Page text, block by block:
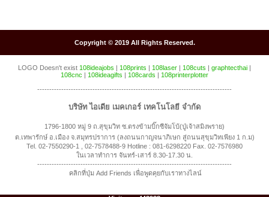
Copyright © 2019 All Rights Reserved.
LOGO Doesn't exist 108ideajobs | 108prints | 108laser | 108cuts | graphtecthai |
108cnc | 108ideagifts | 108cards | 108printerplotter
---------------------------------------------------------------------------------
บริษัท ไอเดีย เมคเกอร์ เทคโนโลยี จำกัด
1796-1800 หมู่ 9 ถ.สุขุมวิท ซ.ตรงข้ามบิ๊กซีจัมโบ้(ปู่เจ้าสมิงพราย)
ต.เทพารักษ์ อ.เมือง จ.สมุทรปราการ (ลงถนนกาญจนาภิเษก สู่ถนนสุขุมวิทเพียง 1 ก.ม)
Tel. 02-7550290-1 , 02-7578488-9 Hotline : 081-6298220 Fax. 02-7576980
ในเวลาทำการ จันทร์-เสาร์ 8.30-17.30 น.
---------------------------------------------------------------------------------
คลิกที่ปุ่ม Add Friends เพื่อพูดคุยกับเราทางไลน์